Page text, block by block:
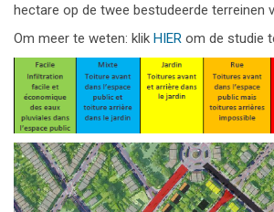
hectare op de twee bestudeerde terreinen
Om meer te weten: klik HIER om de studie